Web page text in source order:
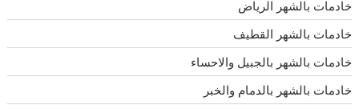
خادمات بالشهر الرياض
خادمات بالشهر القطيف
خادمات بالشهر بالجبيل والاحساء
خادمات بالشهر بالدمام والخبر